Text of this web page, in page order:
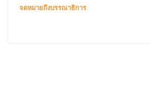
จดหมายถึงบรรณาธิการ